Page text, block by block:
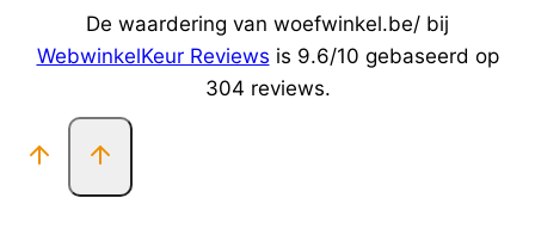
De waardering van woefwinkel.be/ bij
WebwinkelKeur Reviews is 9.6/10 gebaseerd op
304 reviews.